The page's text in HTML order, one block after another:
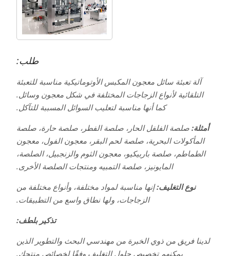
طلب:
آلة تعبئة سائل معجون المكبس الأوتوماتيكية مناسبة للتعبئة
التلقائية لأنواع الزجاجات المختلفة في شكل معجون وسائل.
كما أنها مناسبة لتعليب السوائل المسببة للتآكل.
أمثلة:صلصة الفلفل الحار، صلصة الفطر، صلصة حارة، صلصة
المأكولات البحرية، صلصة لحم البقر، معجون الفول، معجون
الطماطم، صلصة باربيكيو، معجون الثوم والزنجبيل، الصلصة،
المايونيز، صلصة التمبيه ومنتجات الصلصة الأخرى.
نوع التغليف:إنها مناسبة لمواد مختلفة، وأنواع مختلفة من
الزجاجات، ولها نطاق واسع من التطبيقات.
تذكير بلطف:
لدينا فريق من ذوي الخبرة من مهندسي البحث والتطوير الذين
يمكنهم تخصيص حلول التغليف وفقًا لخصائص منتجك.